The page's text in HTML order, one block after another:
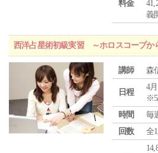
料金
義
西洋占星術初級実習 ～ホロスコープか
講師 森
日程
4
時間
毎
回数
全